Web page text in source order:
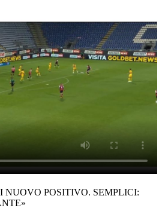
NUOVO POSITIVO. SEMPLICI: